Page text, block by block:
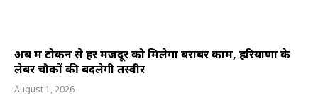
अब श्रम टोकन से हर मजदूर को मिलेगा बराबर काम, हरियाणा के
लेबर चौकों की बदलेगी तस्वीर
August 1, 2026